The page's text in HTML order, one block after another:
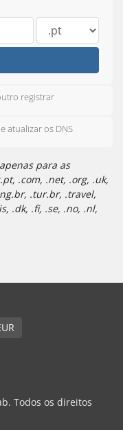
registrar
atualizar os DNS
para as
.com, .net, .org, .uk,
.tur.br, .travel,
.dk, .fi, .se, .no, .nl,
/ EUR
Todos os direitos